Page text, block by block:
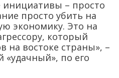
инициативы – просто
просто убить на
экономику. Это на
который
на востоке страны», –
по его